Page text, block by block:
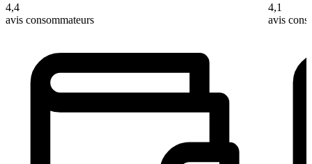
4,4
avis consommateurs
4,1
avis